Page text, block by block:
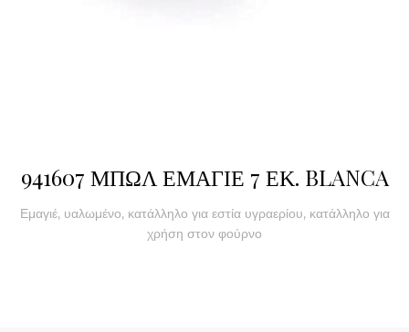
941607 ΜΠΩΛ ΕΜΑΓΙΕ 7 ΕΚ. BLANCA
Εμαγιέ, υαλωμένο, κατάλληλο για εστία υγραερίου, κατάλληλο για
χρήση στον φούρνο